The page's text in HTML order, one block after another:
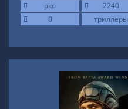
oko
2240
0
триллеры